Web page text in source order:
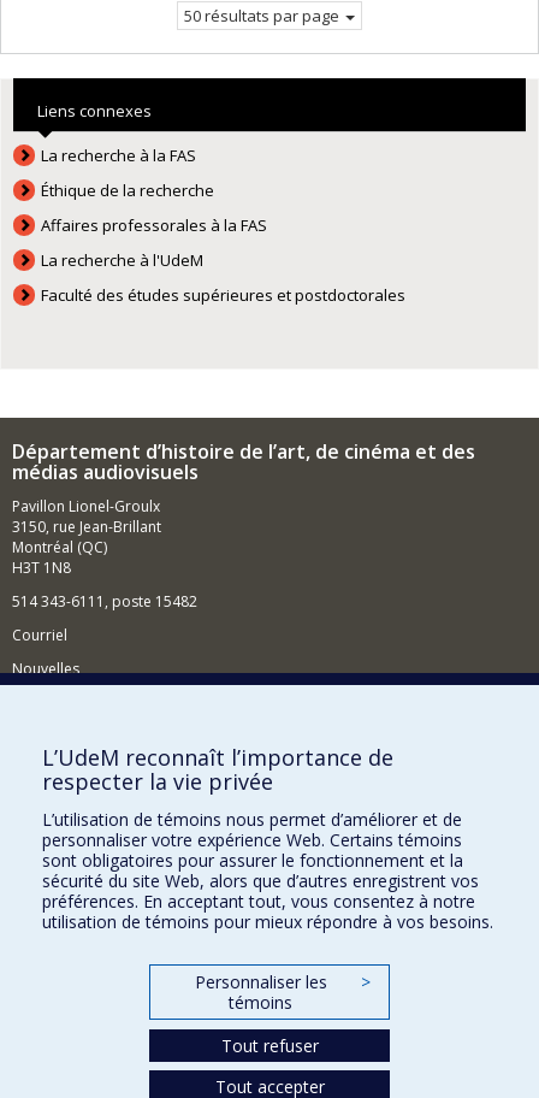
50 résultats par page
Liens connexes
La recherche à la FAS
Éthique de la recherche
Affaires professorales à la FAS
La recherche à l'UdeM
Faculté des études supérieures et postdoctorales
Département d’histoire de l’art, de cinéma et des
médias audiovisuels
Pavillon Lionel-Groulx
3150, rue Jean-Brillant
Montréal (QC)
H3T 1N8
514 343-6111, poste 15482
Courriel
Nouvelles
Comment soutenir le Département?
BESOIN D'AIDE?
Plan du site
Signaler une erreur
Accessibilité
FACULTÉ DES ARTS ET DES SCIENCES
Nos départements et écoles
L’UdeM reconnaît l’importance de
respecter la vie privée
L’utilisation de témoins nous permet d’améliorer et de
personnaliser votre expérience Web. Certains témoins
sont obligatoires pour assurer le fonctionnement et la
sécurité du site Web, alors que d’autres enregistrent vos
préférences. En acceptant tout, vous consentez à notre
utilisation de témoins pour mieux répondre à vos besoins.
Personnaliser les
témoins
>
Tout refuser
Tout accepter